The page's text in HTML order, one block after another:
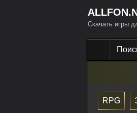
Скачать игры
RPG